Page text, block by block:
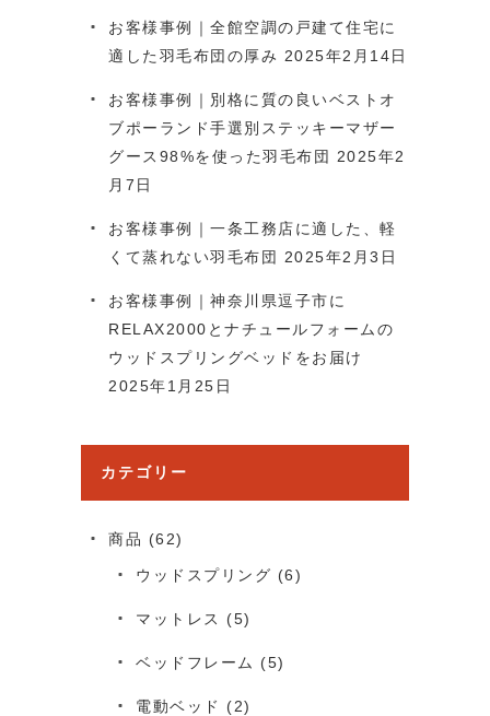
お客様事例｜全館空調の戸建て住宅に
適した羽毛布団の厚み 2025年2月14日
お客様事例｜別格に質の良いベストオ
ブポーランド手選別ステッキーマザー
グース98%を使った羽毛布団
2025年2
月7日
お客様事例｜一条工務店に適した、軽
くて蒸れない羽毛布団
2025年2月3日
お客様事例｜神奈川県逗子市に
RELAX2000とナチュールフォームの
ウッドスプリングベッドをお届け
2025年1月25日
カテゴリー
商品 (62)
ウッドスプリング (6)
マットレス (5)
ベッドフレーム (5)
電動ベッド (2)